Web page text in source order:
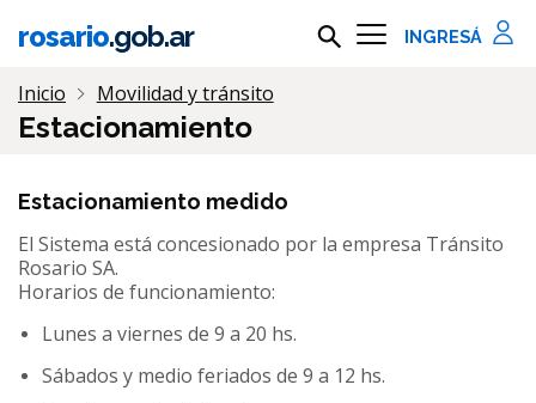
Ir al contenido principal
rosario.gob.ar Buscar en rosario.gob.ar
Información importante
Inicio Movilidad y tránsito
Estacionamiento
Estacionamiento medido
El Sistema está concesionado por la empresa Tránsito
Rosario SA.
Horarios de funcionamiento:
Lunes a viernes de 9 a 20 hs.
Sábados y medio feriados de 9 a 12 hs.